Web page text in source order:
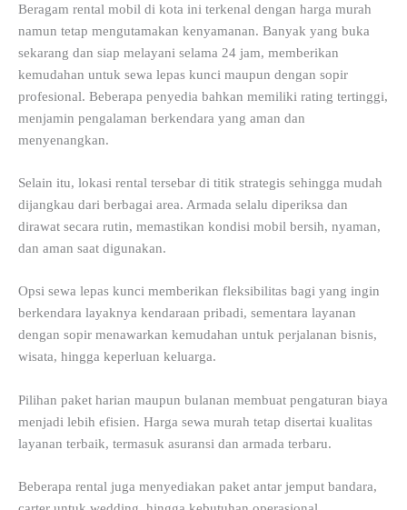
Beragam rental mobil di kota ini terkenal dengan harga murah
namun tetap mengutamakan kenyamanan. Banyak yang buka
sekarang dan siap melayani selama 24 jam, memberikan
kemudahan untuk sewa lepas kunci maupun dengan sopir
profesional. Beberapa penyedia bahkan memiliki rating tertinggi,
menjamin pengalaman berkendara yang aman dan
menyenangkan.
Selain itu, lokasi rental tersebar di titik strategis sehingga mudah
dijangkau dari berbagai area. Armada selalu diperiksa dan
dirawat secara rutin, memastikan kondisi mobil bersih, nyaman,
dan aman saat digunakan.
Opsi sewa lepas kunci memberikan fleksibilitas bagi yang ingin
berkendara layaknya kendaraan pribadi, sementara layanan
dengan sopir menawarkan kemudahan untuk perjalanan bisnis,
wisata, hingga keperluan keluarga.
Pilihan paket harian maupun bulanan membuat pengaturan biaya
menjadi lebih efisien. Harga sewa murah tetap disertai kualitas
layanan terbaik, termasuk asuransi dan armada terbaru.
Beberapa rental juga menyediakan paket antar jemput bandara,